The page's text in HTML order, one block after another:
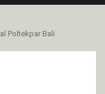
Poltekpar Bali